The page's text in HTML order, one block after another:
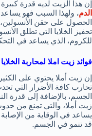
إن هذا الزيت لديه قدرة
الدم، ولهذا السبب فهو
الحصول على حقن
تحفيز الخلايا التي تطلق
للكروم، الذي يساعد في
فوائد زيت املا لمحاربة
إن زيت أملا يحتوي على
تحارب كافة الأضرار التي
الجسم، بالإضافة إلى قدرة
زيت أملا، والتي تمنع من
يساعد في الوقاية من
قد تنمو في الجسم.